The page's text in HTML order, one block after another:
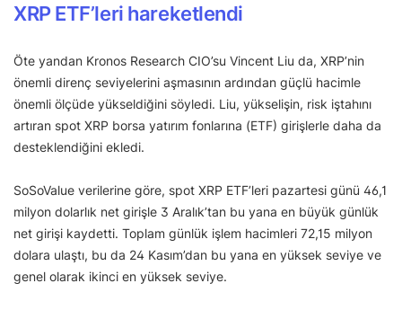
XRP ETF’leri hareketlendi
Öte yandan Kronos Research CIO’su Vincent Liu da, XRP’nin
önemli direnç seviyelerini aşmasının ardından güçlü hacimle
önemli ölçüde yükseldiğini söyledi. Liu, yükselişin, risk iştahını
artıran spot XRP borsa yatırım fonlarına (ETF) girişlerle daha da
desteklendiğini ekledi.
SoSoValue verilerine göre, spot XRP ETF’leri pazartesi günü 46,1
milyon dolarlık net girişle 3 Aralık’tan bu yana en büyük günlük
net girişi kaydetti. Toplam günlük işlem hacimleri 72,15 milyon
dolara ulaştı, bu da 24 Kasım’dan bu yana en yüksek seviye ve
genel olarak ikinci en yüksek seviye.